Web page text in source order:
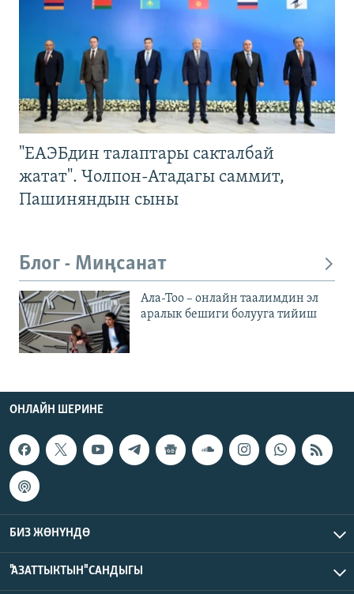
"ЕАЭБдин талаптары сакталбай
жатат". Чолпон-Атадагы саммит,
Пашиняндын сыны
Блог - Миңсанат
Ала-Тоо – онлайн таалимдин эл
аралык бешиги болууга тийиш
ОНЛАЙН ШЕРИНЕ
БИЗ ЖӨНҮНДӨ
"АЗАТТЫКТЫН" САНДЫГЫ